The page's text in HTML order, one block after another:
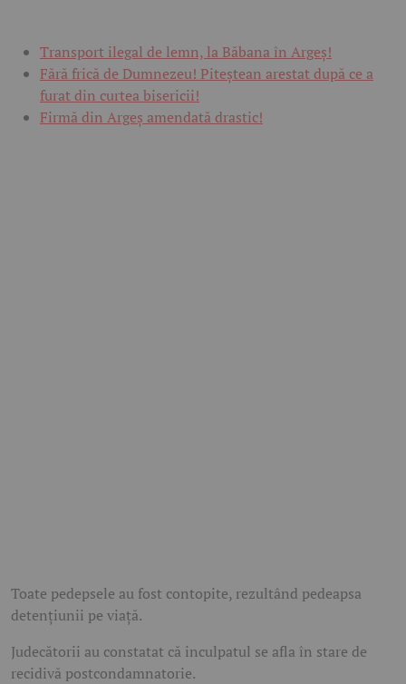
Transport ilegal de lemn, la Băbana în Argeș!
Fără frică de Dumnezeu! Piteștean arestat după ce a
furat din curtea bisericii!
Firmă din Argeș amendată drastic!
Toate pedepsele au fost contopite, rezultând pedeapsa
detențiunii pe viață.
Judecătorii au constatat că inculpatul se afla în stare de
recidivă postcondamnatorie.